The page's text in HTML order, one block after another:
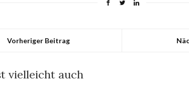
Vorheriger Beitrag
vielleicht auch